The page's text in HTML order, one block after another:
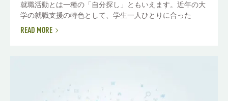
就職活動とは一種の「自分探し」ともいえます。近年の大
学の就職支援の特色として、学生一人ひとりに合った
READ MORE